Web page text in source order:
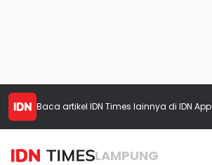
Baca artikel IDN Times lainnya di IDN App
LAMPUNG